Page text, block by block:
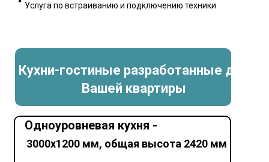
Услуга по встраиванию и подключению техники
3000х1200 мм, общая высота 2420 мм
Одноуровневая кухня -
Кухни-гостиные разработанные для
Вашей квартиры